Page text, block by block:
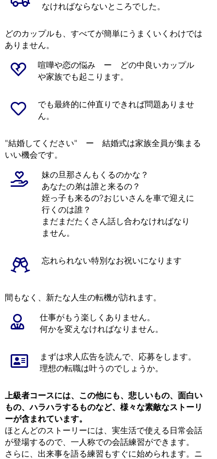
なければならないところでした。
どのカップルも、すべてが簡単にうまくいくわけでは
ありません。
喧嘩や恋の悩み ー どの中良いカップル
や家族でも起こります。
でも最終的に仲直りできれば問題ありませ
ん。
"結婚してください" ー 結婚式は家族全員が集まる
いい機会です。
妹の旦那さんもくるのかな？
あなたの弟は誰と来るの？
姪っ子も来るの?おじいさんを車で迎えに
行くのは誰？
まだまだたくさん話し合わなければなり
ません。
忘れられない特別なお祝いになります
間もなく、新たな人生の転機が訪れます。
仕事がもう楽しくありません。
何かを変えなければなりません。
まずは求人広告を読んで、応募をします。
理想の転職は叶うのでしょうか。
上級者コースには、この他にも、悲しいもの、面白い
もの、ハラハラするものなど、様々な素敵なストーリ
ーが含まれています。
ほとんどのストーリーには、実生活で使える日常会話
が登場するので、一人称での会話練習ができます。
さらに、出来事を語る練習もすぐに始められます。ニ